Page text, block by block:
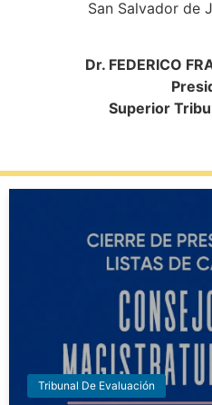
San Salvador de
Dr. FEDERICO
Superior
Tribunal De Evaluación